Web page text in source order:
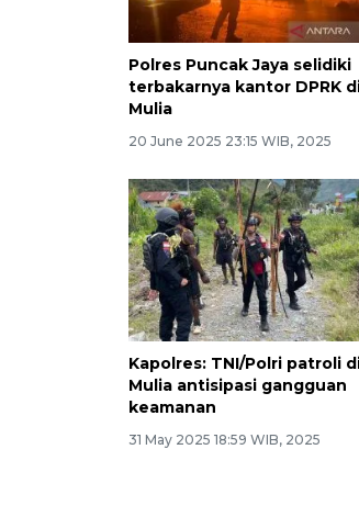
Polres Puncak Jaya selidiki
terbakarnya kantor DPRK
Mulia
20 June 2025 23:15 WIB, 2025
Kapolres: TNI/Polri patroli
Mulia antisipasi gangguan
keamanan
31 May 2025 18:59 WIB, 2025